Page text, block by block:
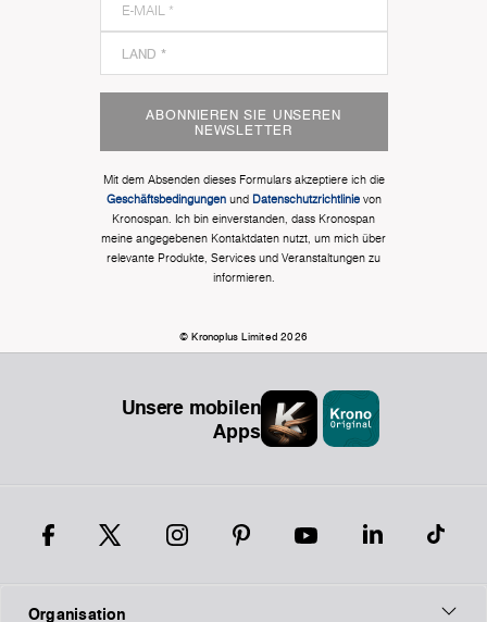
ABONNIEREN SIE UNSEREN
NEWSLETTER
Mit dem Absenden dieses Formulars akzeptiere ich die
Geschäftsbedingungenund Datenschutzrichtlinievon
Kronospan. Ich bin einverstanden, dass Kronospan
meine angegebenen Kontaktdaten nutzt, um mich über
relevante Produkte, Services und Veranstaltungen zu
informieren.
© Kronoplus Limited 2026
Unsere mobilen
Apps
Organisation